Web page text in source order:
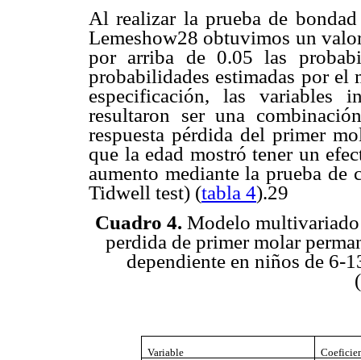
Al realizar la prueba de
Lemeshow28 obtuvimos un
por arriba de 0.05 las
probabilidades estimadas por el
especificación, las variables
resultaron ser una
respuesta pérdida del primer
que la edad mostró tener un
aumento mediante la prueba
Tidwell test) (tabla 4).29
Cuadro 4. Modelo
perdida de primer molar
dependiente en niños de 6-
Variable